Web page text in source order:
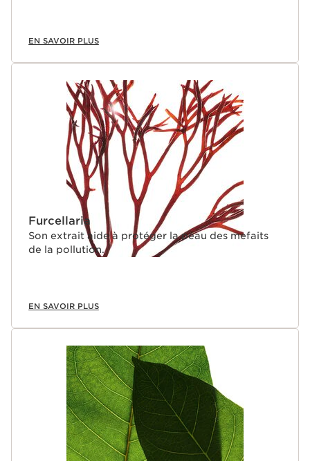
EN SAVOIR PLUS
Furcellaria
Son extrait aide à protéger la peau des mefaits
de la pollution.
EN SAVOIR PLUS